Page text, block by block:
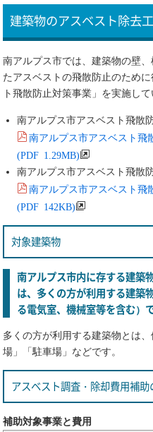
建築物のアスベスト除去
南アルプス市では、建築物の壁
たアスベストの飛散防止のため
ト飛散防止対策事業」を実施して
南アルプス市アスベスト飛散
南アルプス市アスベスト飛
(PDF 1.29MB)
南アルプス市アスベスト飛散
南アルプス市アスベスト飛
(PDF 142KB)
対象建築物
南アルプス市内に存する建築
は、多くの方が利用する建築
る電気室、機械室等を含む）で
多くの方が利用する建築物とは
場」「駐車場」などです。
アスベスト調査・除却費用補助
補助対象事業と費用